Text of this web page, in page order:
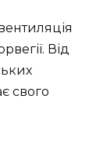
Від
свого